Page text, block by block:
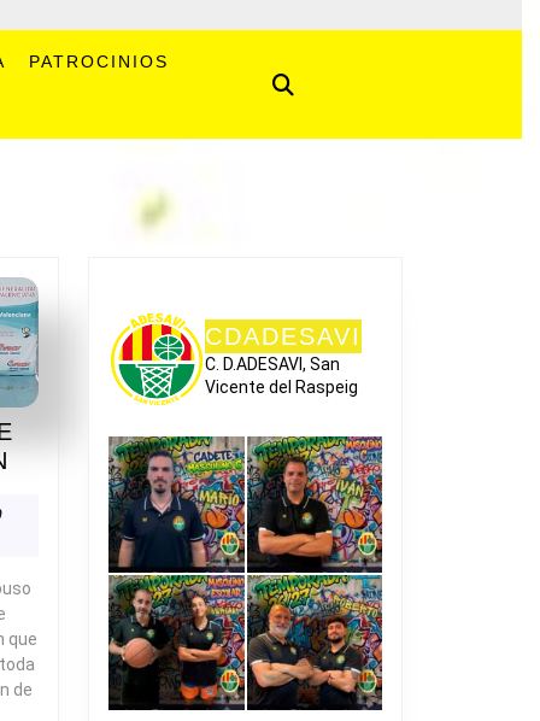
PATROCINIOS
TECNIFICACIÓN
que
de
CDADESAVI
C. D.ADESAVI, San
Vicente del Raspeig